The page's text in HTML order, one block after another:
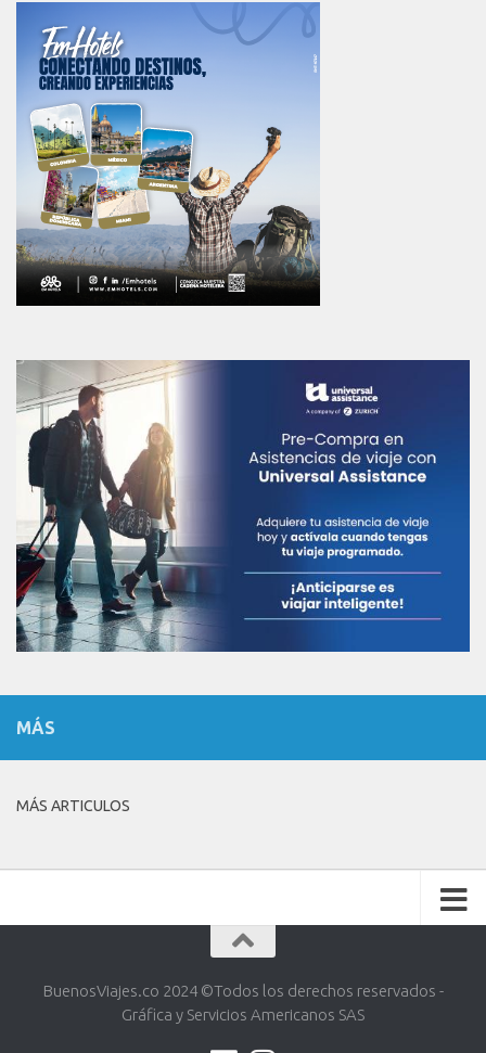
MÁS
MÁS ARTICULOS
BuenosViajes.co 2024 ©️Todos los derechos reservados -
Gráfica y Servicios Americanos SAS